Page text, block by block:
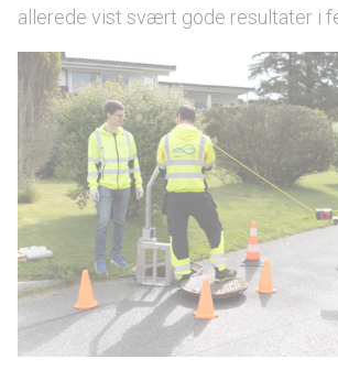
allerede vist svært gode resultater i